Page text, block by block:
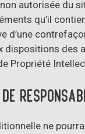
autorisée du
qu’il
d’une
dispositions des
Propriété
ne